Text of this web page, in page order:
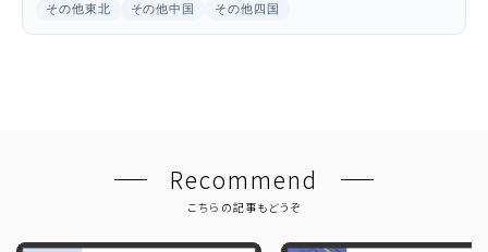
その他東北
その他中国 その他四国
Recommend
こちらの記事もどうぞ